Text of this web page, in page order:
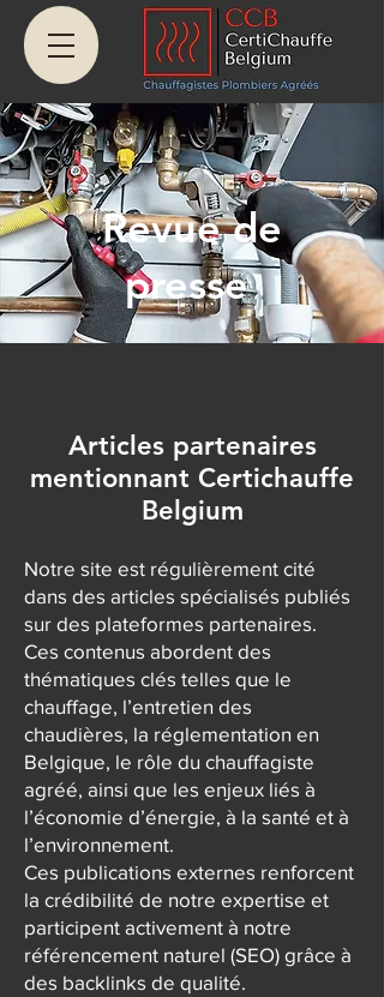
Revue de
presse
Articles partenaires
mentionnant Certichauffe
Belgium
Notre site est régulièrement cité
dans des articles spécialisés publiés
sur des plateformes partenaires.
Ces contenus abordent des
thématiques clés telles que le
chauffage, l’entretien des
chaudières, la réglementation en
Belgique, le rôle du chauffagiste
agréé, ainsi que les enjeux liés à
l’économie d’énergie, à la santé et à
l’environnement.
Ces publications externes renforcent
la crédibilité de notre expertise et
participent activement à notre
référencement naturel (SEO) grâce à
des backlinks de qualité.